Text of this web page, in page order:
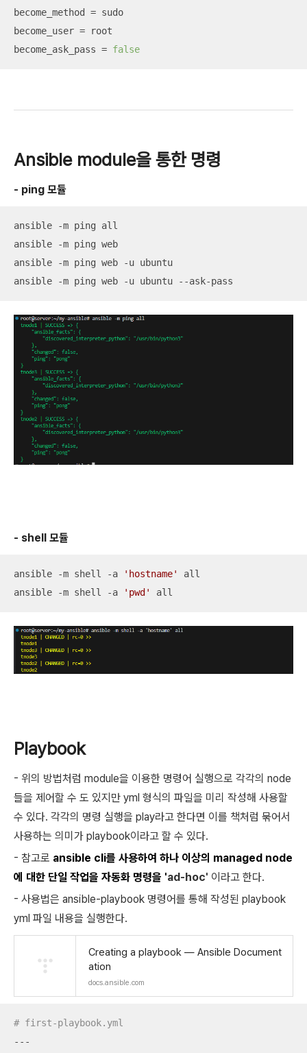
become_method = sudo
become_user = root
become_ask_pass = false
Ansible module을 통한 명령
- ping 모듈
ansible -m ping all
ansible -m ping web
ansible -m ping web -u ubuntu
ansible -m ping web -u ubuntu --ask-pass
- shell 모듈
ansible -m shell -a 'hostname'
all
ansible -m shell -a
'pwd' all
Playbook
- 위의 방법처럼 module을 이용한 명령어 실행으로 각각의 node
들을 제어할 수 도 있지만 yml 형식의 파일을 미리 작성해 사용할
수 있다. 각각의 명령 실행을 play라고 한다면 이를 책처럼 묶어서
사용하는 의미가 playbook이라고 할 수 있다.
- 참고로 ansible cli를 사용하여 하나 이상의 managed node
에 대한 단일 작업을 자동화 명령을 'ad-hoc' 이라고 한다.
- 사용법은 ansible-playbook 명령어를 통해 작성된 playbook
yml 파일 내용을 실행한다.
Creating a playbook — Ansible Document
ation
docs.ansible.com
# first-playbook.yml
---